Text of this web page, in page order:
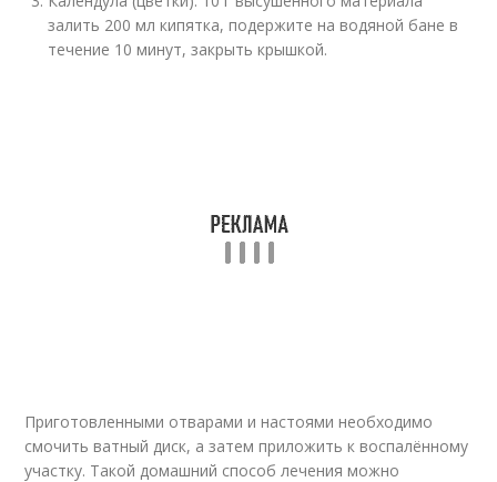
залить 200 мл кипятка, подержите на водяной бане в
течение 10 минут, закрыть крышкой.
Приготовленными отварами и настоями необходимо
смочить ватный диск, а затем приложить к воспалённому
участку. Такой домашний способ лечения можно